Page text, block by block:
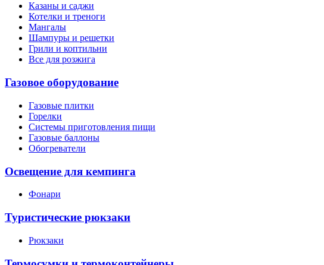
Казаны и саджи
Котелки и треноги
Мангалы
Шампуры и решетки
Грили и коптильни
Все для розжига
Газовое оборудование
Газовые плитки
Горелки
Системы приготовления пищи
Газовые баллоны
Обогреватели
Освещение для кемпинга
Фонари
Туристические рюкзаки
Рюкзаки